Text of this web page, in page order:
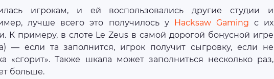
игрокам, и ей воспользовались другие студии и
лучше всего это получилось у Hacksaw Gaming с их
К примеру, в слоте Le Zeus в самой дорогой бонусной игре
— если та заполнится, игрок получит сыгровку, если не
«сгорит». Также шкала может заполниться несколько раз,
больше.